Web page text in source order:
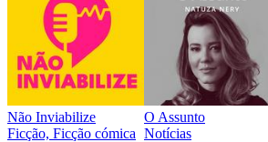
Não Inviabilize
Ficção, Ficção cómica
O Assunto
Notícias